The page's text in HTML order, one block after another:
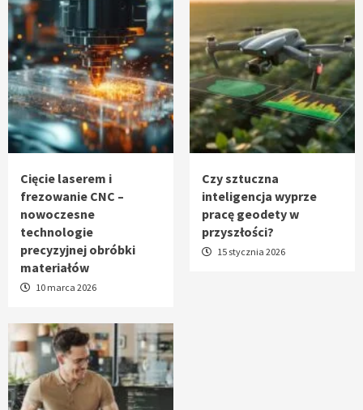
Cięcie laserem i
frezowanie CNC –
nowoczesne
technologie
precyzyjnej obróbki
materiałów
10 marca 2026
Czy sztuczna
inteligencja wyprze
pracę geodety w
przyszłości?
15 stycznia 2026